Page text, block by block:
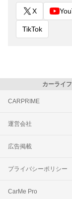
X
TikTok
カーライ
CARPRIME
運営会社
広告掲載
プライバシーポリシー
CarMe Pro